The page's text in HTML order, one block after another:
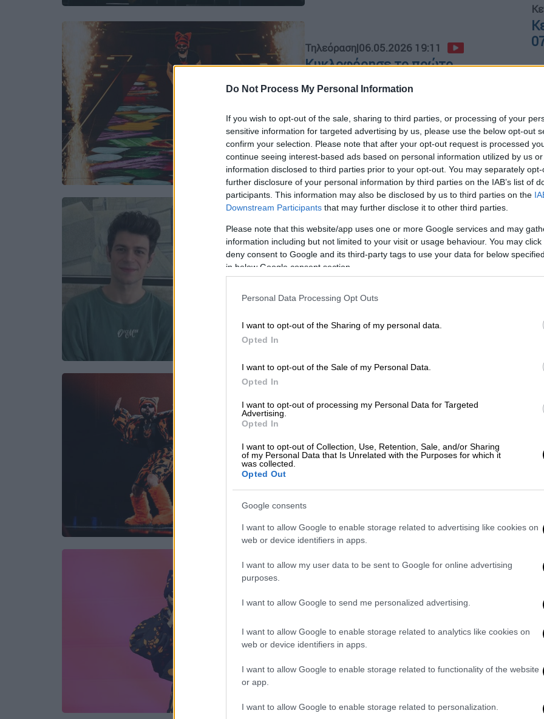
Do Not Process My Personal Information
If you wish to opt-out of the sale, sharing to third parties, or processing of your
sensitive information for targeted advertising by us, please use the below opt-out
confirm your selection. Please note that after your opt-out request is processed
continue seeing interest-based ads based on personal information utilized by us
information disclosed to third parties prior to your opt-out. You may separately
further disclosure of your personal information by third parties on the IAB’s list of
participants. This information may also be disclosed by us to third parties on the
Downstream Participants that may further disclose it to other third parties.
Please note that this website/app uses one or more Google services and may
information including but not limited to your visit or usage behaviour. You may
deny consent to Google and its third-party tags to use your data for below
in below Google consent section.
Personal Data Processing Opt Outs
I want to opt-out of the Sharing of my personal data.
Opted In
I want to opt-out of the Sale of my Personal Data.
Opted In
I want to opt-out of processing my Personal Data for Targeted
Advertising.
Opted In
I want to opt-out of Collection, Use, Retention, Sale, and/or Sharing
of my Personal Data that Is Unrelated with the Purposes for which it
was collected.
Opted Out
Google consents
I want to allow Google to enable storage related to advertising like cookies on
web or device identifiers in apps.
I want to allow my user data to be sent to Google for online advertising
purposes.
I want to allow Google to send me personalized advertising.
I want to allow Google to enable storage related to analytics like cookies on
web or device identifiers in apps.
I want to allow Google to enable storage related to functionality of the website
or app.
I want to allow Google to enable storage related to personalization.
Τηλεόραση|06.05.2026 19:11
Κυκλοφόρησε το πρώτο
εμφάνιση της Ελλάδας στη
Eurovision 2026 - Δείτε το βίντεο
Ο Akylas με το «FERTO» για πρώτη
φορά οπτικά στη σκηνή της Βιέννης
Ethnos Vidcasts
Eurojourney: Πάμε Βιέννη; - Η
πρώτη τεχνική πρόβα του Akyla, ο
Theo Evan και ο Δημήτρης
Σαμόλης (ep.14)
Η εκπομπή του OPEN για όλα τα νέα
τον Ανδρέα Καρακάση
Κυκλοφόρησαν οι πρώτες
πρόβα του Akyla - Δείτε τα
στιγμιότυπα
αποστολής έχει οριστεί την Τετάρτη
6 Μαΐου στις 13:20 ώρα Ελλάδας
πρόβα της Ελλάδας για τη
πληροφορίες
σκηνή της Βιέννης!